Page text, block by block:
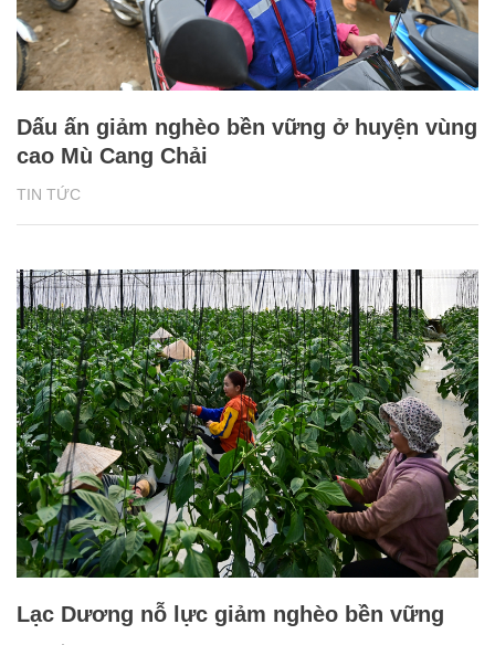
TIN TỨC
Dấu ấn giảm nghèo bền vững ở huyện vùng
cao Mù Cang Chải
Lạc Dương nỗ lực giảm nghèo bền vững